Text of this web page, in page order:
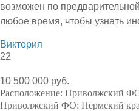
возможен по
любое время, чтобы узнать
Виктория
22
10 500 000 руб.
Расположение: Приволжский
Приволжский ФО: Пермский